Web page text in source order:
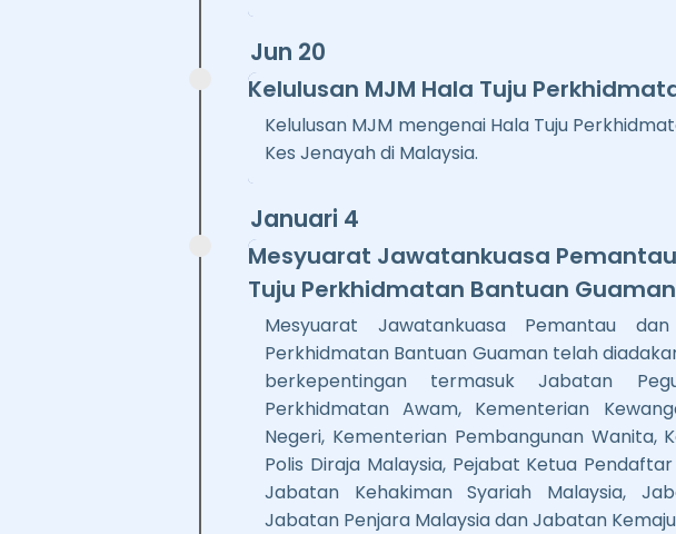
Jun 20
Kelulusan MJM Hala Tuju
Kelulusan MJM mengenai Hala Tuju
Kes Jenayah di Malaysia.
Januari 4
Mesyuarat Jawatankuasa
Tuju Perkhidmatan Bantuan Guaman
Mesyuarat Jawatankuasa Pemantau
Perkhidmatan Bantuan Guaman telah
berkepentingan termasuk Jabatan
Perkhidmatan Awam, Kementerian
Negeri, Kementerian Pembangunan Wanita,
Polis Diraja Malaysia, Pejabat Ketua
Jabatan Kehakiman Syariah Malaysia,
Jabatan Penjara Malaysia dan Jabatan